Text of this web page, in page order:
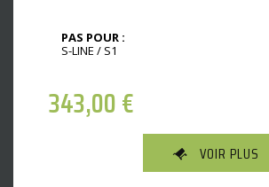
PAS POUR :
S-LINE / S1
343,00€
VOIR PLUS